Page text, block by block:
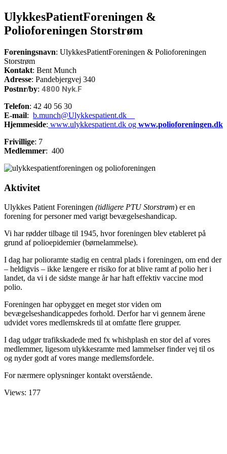
UlykkesPatientForeningen &
Polioforeningen Storstrøm
Foreningsnavn: UlykkesPatientForeningen & Polioforeningen
Storstrøm
Kontakt: Bent Munch
Adresse: Pandebjergvej 340
Postnr/by: 4800 Nyk.F
Telefon: 42 40 56 30
E-mail: b.munch@Ulykkespatient.dk
Hjemmeside: www.ulykkespatient.dk og www.polioforeningen.dk
Frivillige: 7
Medlemmer: 400
Aktivitet
Ulykkes Patient Foreningen (tidligere PTU Storstrøm) er en
forening for personer med varigt bevægelseshandicap.
Vi har rødder tilbage til 1945, hvor foreningen blev etableret på
grund af polioepidemier (børnelammelse).
I dag har polioramte stadig en central plads i foreningen, om end der
– heldigvis – ikke længere er risiko for at blive ramt af polio her i
landet, da vi i de sidste mange år har haft effektiv vaccine mod
polio.
Foreningen har opbygget en meget stor viden om
bevægelseshandicappedes forhold. Derfor har vi gennem årene
udvidet vores medlemskreds til at omfatte flere grupper.
I dag udgør trafikskadede med fx whishplash en stor del af vores
medlemmer, ligesom ulykkesramte med lammelser finder vej til os
og nyder godt af vores mange medlemsfordele.
For nærmere oplysninger kontakt overstående.
Views: 177